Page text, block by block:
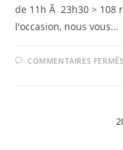
de 11h Ã 23h30 > 108
l'occasion, nous vous…
COMMENTAIRES FERMÉS